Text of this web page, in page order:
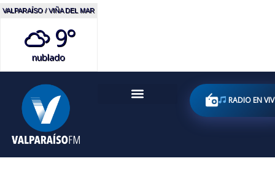
VALPARAÍSO / VIÑA DEL MAR
9°
nublado
RADIO EN